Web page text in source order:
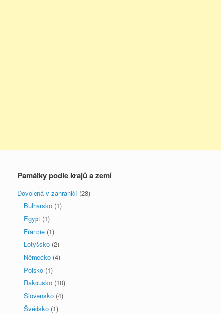
Památky podle krajů a zemí
Dovolená v zahraničí (28)
Bulharsko (1)
Egypt (1)
Francie (1)
Lotyšsko (2)
Německo (4)
Polsko (1)
Rakousko (10)
Slovensko (4)
Švédsko (1)